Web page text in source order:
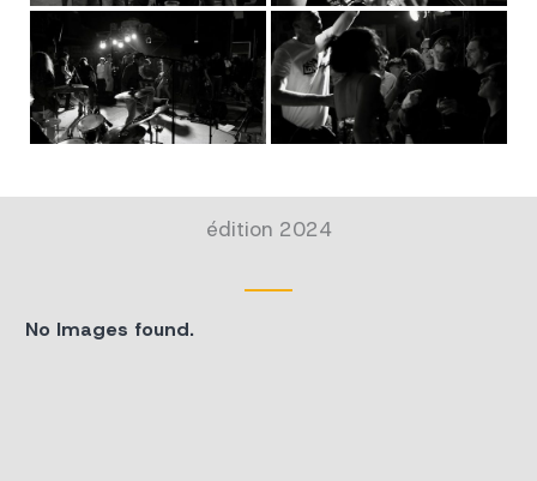
édition 2024
No Images found.